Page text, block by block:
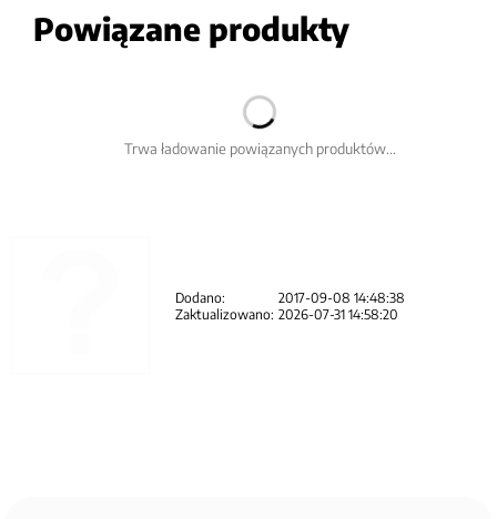
Powiązane produkty
Trwa ładowanie powiązanych produktów...
Dodano:
2017-09-08 14:48:38
Zaktualizowano: 2026-07-31 14:58:20